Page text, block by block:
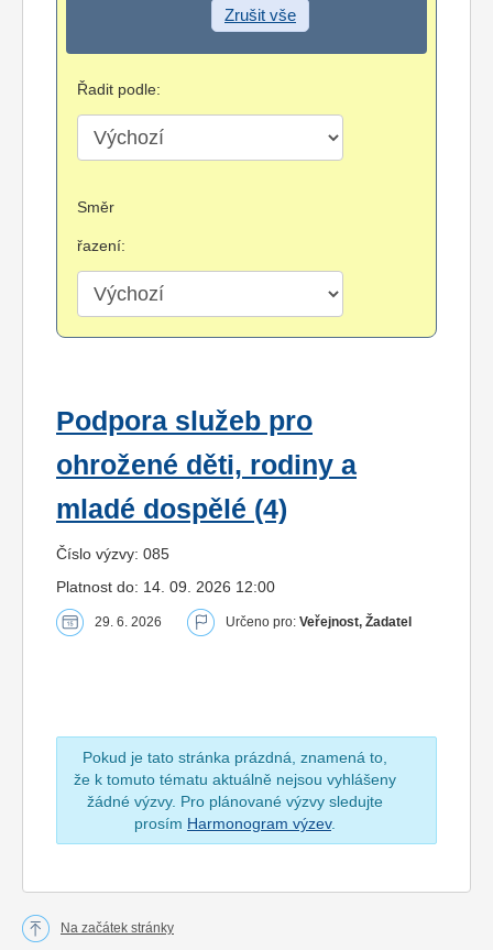
Zrušit vše
Řadit podle:
Směr
řazení:
Podpora služeb pro
ohrožené děti, rodiny a
mladé dospělé (4)
Číslo výzvy: 085
Platnost do: 14. 09. 2026 12:00
29. 6. 2026 Určeno pro: Veřejnost, Žadatel
Pokud je tato stránka prázdná, znamená to,
že k tomuto tématu aktuálně nejsou vyhlášeny
žádné výzvy. Pro plánované výzvy sledujte
prosím Harmonogram výzev.
Na začátek stránky